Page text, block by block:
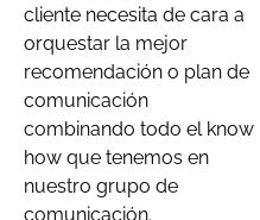
cliente necesita de cara a
orquestar la mejor
recomendación o plan de
comunicación
combinando todo el know
how que tenemos en
nuestro grupo de
comunicación.